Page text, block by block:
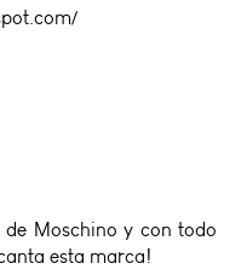
de Moschino y con todo
esta marca!